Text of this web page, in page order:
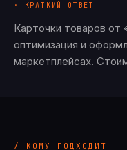
· КРАТКИЙ ОТВЕТ
Карточки товаров от
оптимизация и
маркетплейсах.
/ КОМУ ПОДХОДИТ